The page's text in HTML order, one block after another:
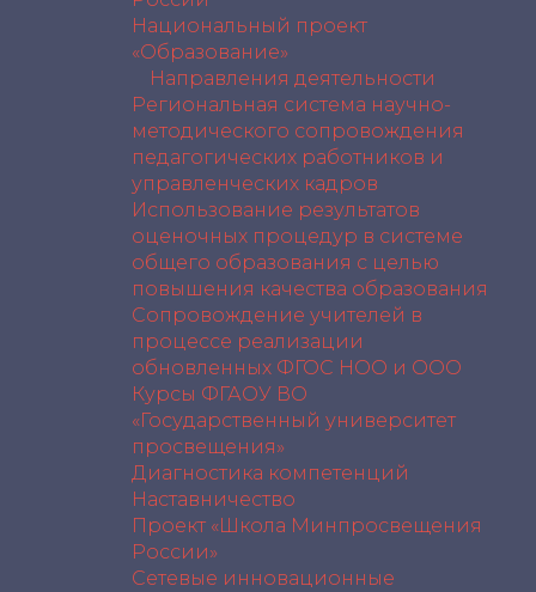
Национальный проект
«Образование»
Направления деятельности
Региональная система научно-
методического сопровождения
педагогических работников и
управленческих кадров
Использование результатов
оценочных процедур в системе
общего образования с целью
повышения качества образования
Сопровождение учителей в
процессе реализации
обновленных ФГОС НОО и ООО
Курсы ФГАОУ ВО
«Государственный университет
просвещения»
Диагностика компетенций
Наставничество
Проект «Школа Минпросвещения
России»
Сетевые инновационные